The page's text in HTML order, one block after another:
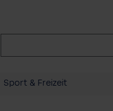
Sport & Freizeit